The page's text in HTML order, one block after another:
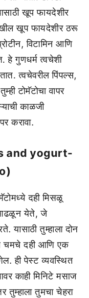
खूप फायदेशीर
खूप फायदेशीर ठरू
विटामिन आणि
गुणधर्म त्वचेशी
त्वचेवरील पिंपल्स,
टोमॅटोचा वापर
काळजी
करावा.
and yogurt-
दही मिसळू
येते, जे
यासाठी तुम्हाला दोन
चमचे दही आणि एक
ही पेस्ट व्यवस्थित
काही मिनिटे मसाज
तुम्हाला तुमचा चेहरा